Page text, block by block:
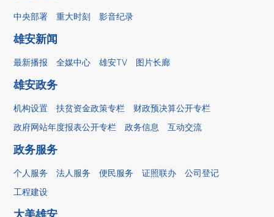
中央部署 重大时刻 影音纪录
雄安新闻
最新播报 全媒中心 雄安TV 图片长廊
雄安政务
机构设置 扶贫资金政策专栏
财政预决算公开专栏
政府网站年度报表公开专栏
政务信息 互动交流
政务服务
个人服务 法人服务 便民服务 证照联办
公司登记
工程建设
大美雄安